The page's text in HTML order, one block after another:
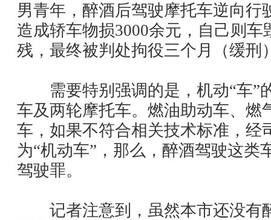
男青年，醉酒后驾驶摩托车逆向行
造成轿车物损3000余元，自己则车
残，最终被判处拘役三个月（缓刑
需要特别强调的是，机动“车”
车及两轮摩托车。燃油助动车、燃
车，如果不符合相关技术标准，经
为“机动车”，那么，醉酒驾驶这类
驾驶罪。
记者注意到，虽然本市还没有